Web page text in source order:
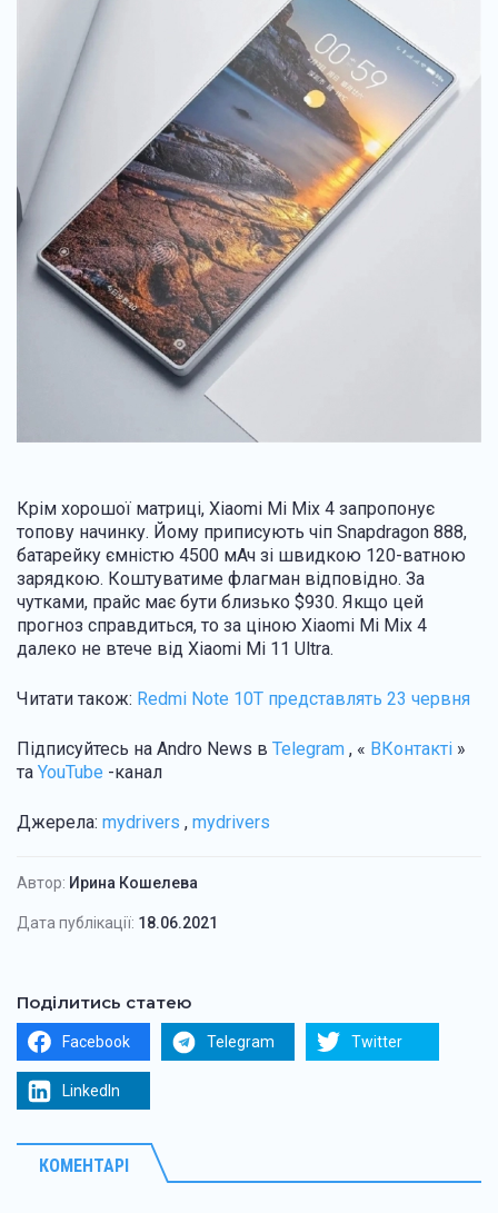
Крім хорошої матриці, Xiaomi Mi Mix 4 запропонує
топову начинку. Йому приписують чіп Snapdragon 888,
батарейку ємністю 4500 мАч зі швидкою 120-ватною
зарядкою. Коштуватиме флагман відповідно. За
чутками, прайс має бути близько $930. Якщо цей
прогноз справдиться, то за ціною Xiaomi Mi Mix 4
далеко не втече від Xiaomi Mi 11 Ultra.
Читати також: Redmi Note 10T представлять 23 червня
Підписуйтесь на Andro News в Telegram , « ВКонтакті »
та YouTube -канал
Джерела: mydrivers , mydrivers
Автор: Ирина Кошелева
Дата публікації: 18.06.2021
Поділитись статею
Facebook Telegram Twitter
LinkedIn
КОМЕНТАРІ